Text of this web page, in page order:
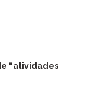
“atividades